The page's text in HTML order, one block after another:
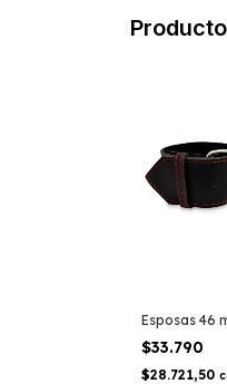
Esposas 46
$33.790
$28.721,50